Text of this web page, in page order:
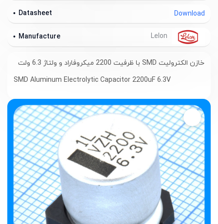
Download
Datasheet
Manufacture
خازن الکترولیت SMD با ظرفیت 2200 میکروفاراد و ولتاژ 6.3 ولت
SMD Aluminum Electrolytic Capacitor 2200uF 6.3V